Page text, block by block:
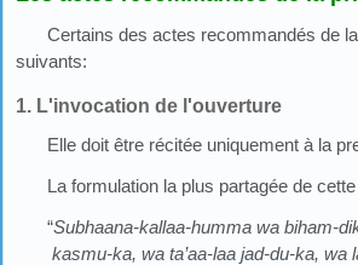
Certains des actes recommandés de
suivants:
1. L'invocation de l'ouverture
Elle doit être récitée uniquement à la
La formulation la plus partagée de
“Subhaana-kallaa-humma wa biham-
kasmu-ka, wa ta’aa-laa jad-du-ka, wa